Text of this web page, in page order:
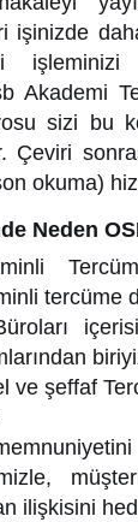
işinizde
Akademi
sizi bu
Çeviri
okuma)
Neden
tercüme
ve şeffaf
ilişkisini